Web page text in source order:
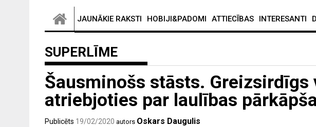
JAUNĀKIE RAKSTI HOBIJI&PADOMI ATTIECĪBAS INTERESANTI
SUPERLĪME
Šausminošs stāsts.
atriebjoties par laulības
Publicēts 19/02/2020 autors Oskars Daugulis